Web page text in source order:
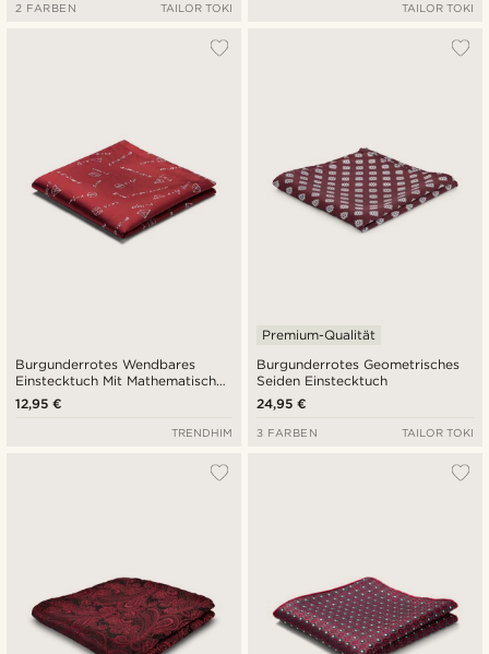
2 FARBEN TAILOR TOKI TAILOR TOKI
Burgunderrotes Wendbares
Einstecktuch Mit Mathematischen
Gleichungen
12,95 €
TRENDHIM
Burgunderrotes Geometrisches
Seiden Einstecktuch
Premium-Qualität
24,95 €
3 FARBEN TAILOR TOKI